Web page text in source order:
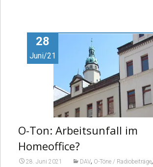
28
Juni/21
O-Ton: Arbeitsunfall im
Homeoffice?
28. Juni 2021 DAV, O-Töne / Radiobeiträge,